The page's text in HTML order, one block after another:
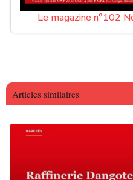
Le magazine n°102
Articles similaires